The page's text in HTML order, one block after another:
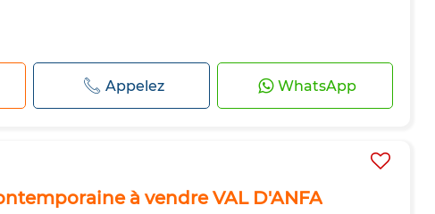
Appelez WhatsApp
à vendre VAL D'ANFA